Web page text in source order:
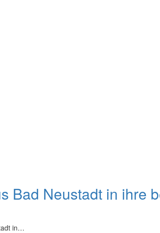
Bad Neustadt in ihre
in…